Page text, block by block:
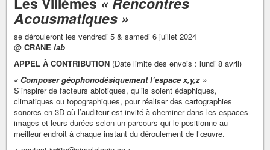
Acousmatiques »
se dérouleront les vendredi 5 & samedi 6 juillet 2024
@ CRANE lab
APPEL À CONTRIBUTION (Date limite des envois : lundi 8 avril)
« Composer géophonodésiquement l’espace x,y,z »
S’inspirer de facteurs abiotiques, qu’ils soient édaphiques,
climatiques ou topographiques, pour réaliser des cartographies
sonores en 3D où l’auditeur est invité à cheminer dans les espaces-
images et leurs durées selon un parcours qui le positionne au
meilleur endroit à chaque instant du déroulement de l’œuvre.